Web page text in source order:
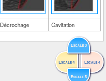
Escale 4
Escale 4
Escale 5
Escale 3
Décrochage Cavitation